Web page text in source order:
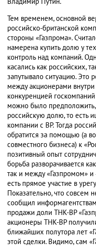
Тем временем, основной
российско-британской
стороны «Газпрома».
намерена купить долю у
контроль над компаний.
касались как российских,
запутывало ситуацию. Это
между акционерами
конкуренцией
можно было предположить,
российскую долю, то есть
компании с BP. Тогда
обратится за помощью (а
совместного бизнеса) к
позитивный опыт
борьба разворачивается
так и между «Газпромом» и
есть прямое участие в
Показательно, что совсем
сообщил
продажи доли ТНК-BP
акционеры ТНК-BP
ближайших полутора лет
этой сделки. Видимо, сам